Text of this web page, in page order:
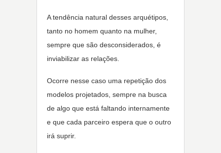
A tendência natural desses arquétipos,
tanto no homem quanto na mulher,
sempre que são desconsiderados, é
inviabilizar as relações.
Ocorre nesse caso uma repetição dos
modelos projetados, sempre na busca
de algo que está faltando internamente
e que cada parceiro espera que o outro
irá suprir.